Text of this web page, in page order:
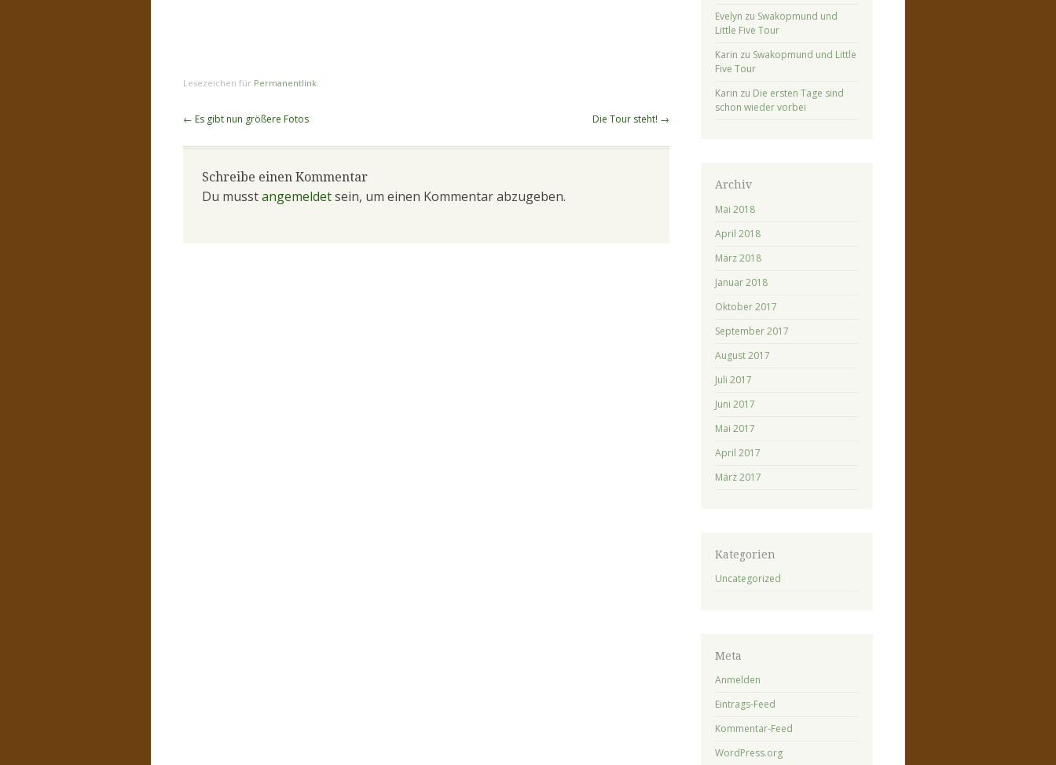
Lesezeichen für Permanentlink.
Beitragsnavigation
← Es gibt nun größere Fotos Die Tour steht! →
Schreibe einen Kommentar
Du musstangemeldetsein, um einen Kommentar abzugeben.
Evelyn zu Swakopmund und
Little Five Tour
Karin zu Swakopmund und Little
Five Tour
Karin zu Die ersten Tage sind
schon wieder vorbei
Archiv
Mai 2018
April 2018
März 2018
Januar 2018
Oktober 2017
September 2017
August 2017
Juli 2017
Juni 2017
Mai 2017
April 2017
März 2017
Kategorien
Uncategorized
Meta
Anmelden
Eintrags-Feed
Kommentar-Feed
WordPress.org